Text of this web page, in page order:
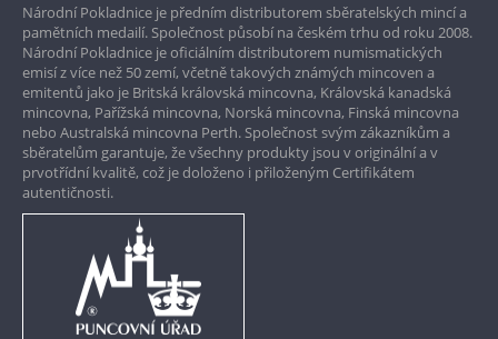
Garance nejvyšší kvality
Pouze originální produkty
Národní Pokladnice je předním distributorem sběratelských mincí a
pamětních medailí. Společnost působí na českém trhu od roku 2008.
Národní Pokladnice je oficiálním distributorem numismatických
emisí z více než 50 zemí, včetně takových známých mincoven a
emitentů jako je Britská královská mincovna, Královská kanadská
mincovna, Pařížská mincovna, Norská mincovna, Finská mincovna
nebo Australská mincovna Perth. Společnost svým zákazníkům a
sběratelům garantuje, že všechny produkty jsou v originální a v
prvotřídní kvalitě, což je doloženo i přiloženým Certifikátem
autentičnosti.